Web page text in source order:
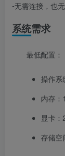
-无需连接，也
系统需求
最低配置：
操作系
内存：
显卡：
存储空